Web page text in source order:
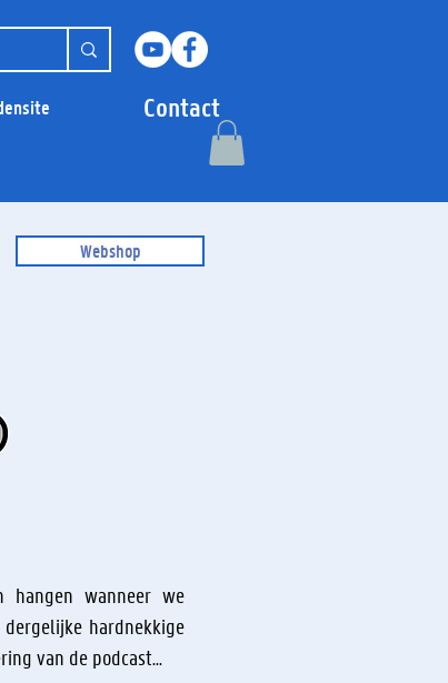
Contact
Webshop
hangen wanneer we
hardnekkige
van de podcast...